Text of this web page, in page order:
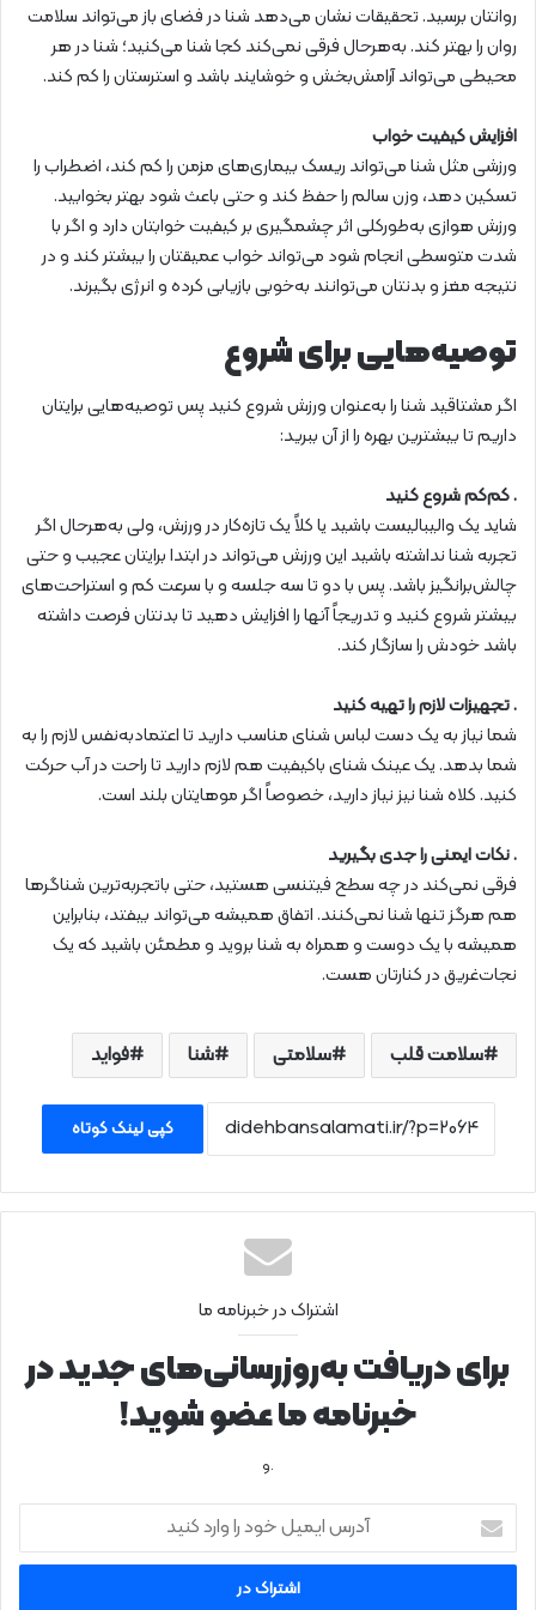
روانتان برسید. تحقیقات نشان می‌دهد شنا در فضای باز می‌تواند سلامت
روان را بهتر کند. به‌هرحال فرقی نمی‌کند کجا شنا می‌کنید؛ شنا در هر
محیطی می‌تواند آرامش‌بخش و خوشایند باشد و استرستان را کم کند.
افزایش کیفیت خواب
ورزشی مثل شنا می‌تواند ریسک بیماری‌های مزمن را کم کند، اضطراب را
تسکین دهد، وزن سالم را حفظ کند و حتی باعث شود بهتر بخوابید.
ورزش هوازی به‌طورکلی اثر چشمگیری بر کیفیت خوابتان دارد و اگر با
شدت متوسطی انجام شود می‌تواند خواب عمیقتان را بیشتر کند و در
نتیجه مغز و بدنتان می‌توانند به‌خوبی بازیابی کرده و انرژی بگیرند.
توصیه‌هایی برای شروع
اگر مشتاقید شنا را به‌عنوان ورزش شروع کنید پس توصیه‌هایی برایتان
داریم تا بیشترین بهره را از آن ببرید:
. کم‌کم شروع کنید
شاید یک والیبالیست باشید یا کلاً یک تازه‌کار در ورزش، ولی به‌هرحال اگر
تجربه شنا نداشته باشید این ورزش می‌تواند در ابتدا برایتان عجیب و حتی
چالش‌برانگیز باشد. پس با دو تا سه جلسه و با سرعت کم و استراحت‌های
بیشتر شروع کنید و تدریجاً آنها را افزایش دهید تا بدنتان فرصت داشته
باشد خودش را سازگار کند.
. تجهیزات لازم را تهیه کنید
شما نیاز به یک دست لباس شنای مناسب دارید تا اعتمادبه‌نفس لازم را به
شما بدهد. یک عینک شنای باکیفیت هم لازم دارید تا راحت در آب حرکت
کنید. کلاه شنا نیز نیاز دارید، خصوصاً اگر موهایتان بلند است.
. نکات ایمنی را جدی بگیرید
فرقی نمی‌کند در چه سطح فیتنسی هستید، حتی باتجربه‌ترین شناگرها
هم هرگز تنها شنا نمی‌کنند. اتفاق همیشه می‌تواند بیفتد، بنابراین
همیشه با یک دوست و همراه به شنا بروید و مطمئن باشید که یک
نجات‌غریق در کنارتان هست.
سلامت قلب سلامتی شنا فواید
کپی لینک کوتاه
اشتراک در خبرنامه ما
برای دریافت به‌روزرسانی‌های جدید در
خبرنامه ما عضو شوید!
.و
ر